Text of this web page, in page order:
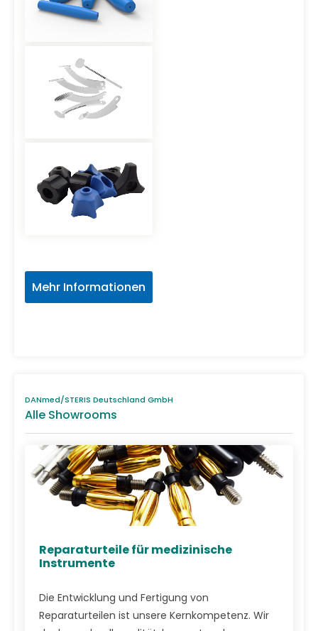
Mehr Informationen
DANmed/STERIS Deutschland GmbH
Alle Showrooms
Reparaturteile für medizinische
Instrumente
Die Entwicklung und Fertigung von
Reparaturteilen ist unsere Kernkompetenz. Wir